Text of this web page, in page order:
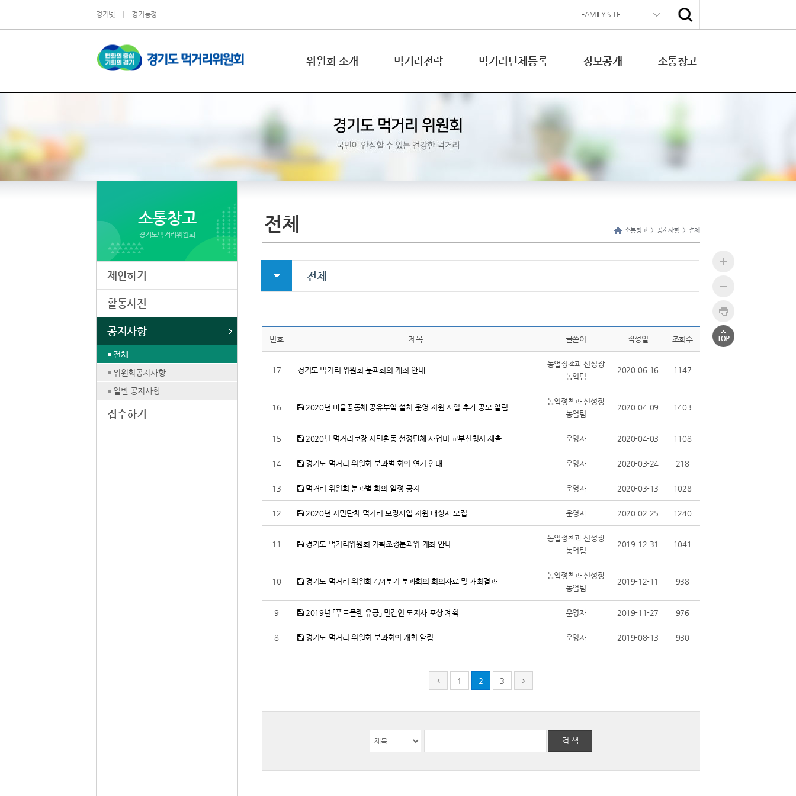
경기넷 경기농정 FAMILY SITE
경기도동물위생시험소
경기해양수산자원연구소
소통창고
정보공개
먹거리단체등록
먹거리전략
위원회 소개
소통창고 > 공지사항 > 전체
전체
전체
번호 제목 글쓴이 작성일 조회수
17 경기도 먹거리 위원회 분과회의 개최 안내
농업정책과 신성장
농업팀
2020-06-16 1147
16 2020년 마을공동체 공유부엌 설치·운영 지원 사업 추가 공모 알림
농업정책과 신성장
농업팀
2020-04-09 1403
15 2020년 먹거리보장 시민활동 선정단체 사업비 교부신청서 제출 운영자 2020-04-03 1108
14 경기도 먹거리 위원회 분과별 회의 연기 안내 운영자 2020-03-24 218
13 먹거리 위원회 분과별 회의 일정 공지 운영자 2020-03-13 1028
12 2020년 시민단체 먹거리 보장사업 지원 대상자 모집 운영자 2020-02-25 1240
11 경기도 먹거리위원회 기획조정분과위 개최 안내
농업정책과 신성장
농업팀
2019-12-31 1041
10 경기도 먹거리 위원회 4/4분기 분과회의 회의자료 및 개최결과
농업정책과 신성장
농업팀
2019-12-11 938
9 2019년 「푸드플랜 유공」 민간인 도지사 포상 계획 운영자 2019-11-27 976
8 경기도 먹거리 위원회 분과회의 개최 알림 운영자 2019-08-13 930
1 2 3
검 색
경기도먹거리위원회
소통창고
제안하기
활동사진
공지사항
전체
위원회공지사항
일반 공지사항
접수하기